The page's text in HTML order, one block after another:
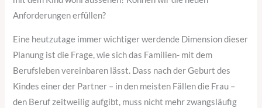
Anforderungen erfüllen?
Eine heutzutage immer wichtiger werdende Dimension dieser
Planung ist die Frage, wie sich das Familien- mit dem
Berufsleben vereinbaren lässt. Dass nach der Geburt des
Kindes einer der Partner – in den meisten Fällen die Frau –
den Beruf zeitweilig aufgibt, muss nicht mehr zwangsläufig